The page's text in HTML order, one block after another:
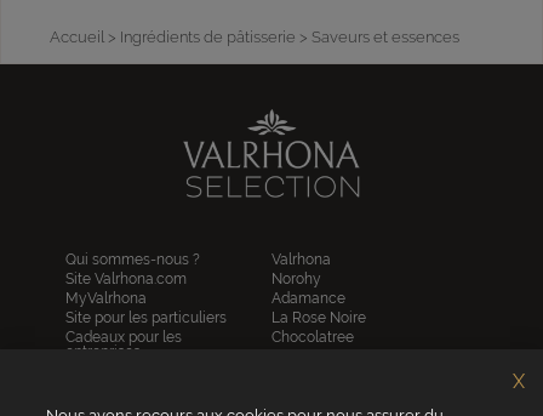
Accueil > Ingrédients de pâtisserie > Saveurs et essences
Qui sommes-nous ?
Site Valrhona.com
MyValrhona
Site pour les particuliers
Cadeaux pour les
entreprises
Valrhona
Norohy
Adamance
La Rose Noire
Chocolatree
X